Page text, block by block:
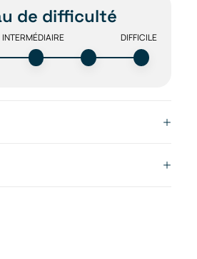
de difficulté
INTERMÉDIAIRE DIFFICILE